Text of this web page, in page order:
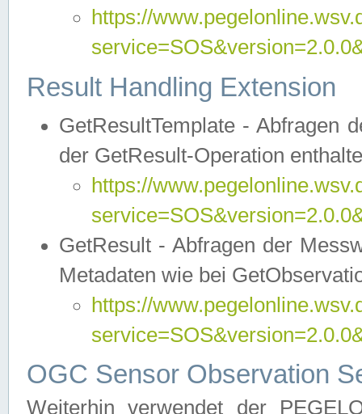
https://
Result Handling Extension
GetResultTemplate - Abfragen
der GetResult-Operation
https://
GetResult - Abfragen der
Metadaten wie bei
https://
OGC Sensor Observation
Weiterhin verwendet der